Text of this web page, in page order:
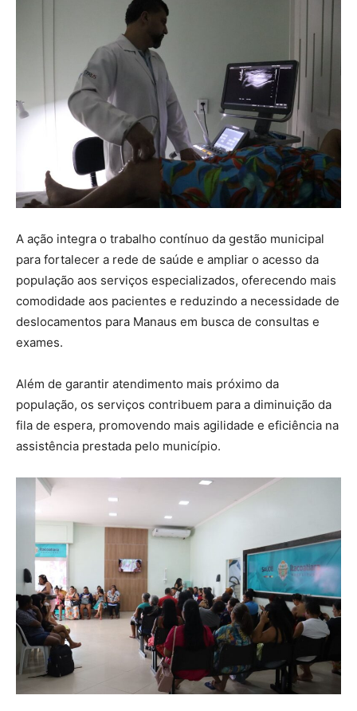
A ação integra o trabalho contínuo da gestão municipal
para fortalecer a rede de saúde e ampliar o acesso da
população aos serviços especializados, oferecendo mais
comodidade aos pacientes e reduzindo a necessidade de
deslocamentos para Manaus em busca de consultas e
exames.
Além de garantir atendimento mais próximo da
população, os serviços contribuem para a diminuição da
fila de espera, promovendo mais agilidade e eficiência na
assistência prestada pelo município.